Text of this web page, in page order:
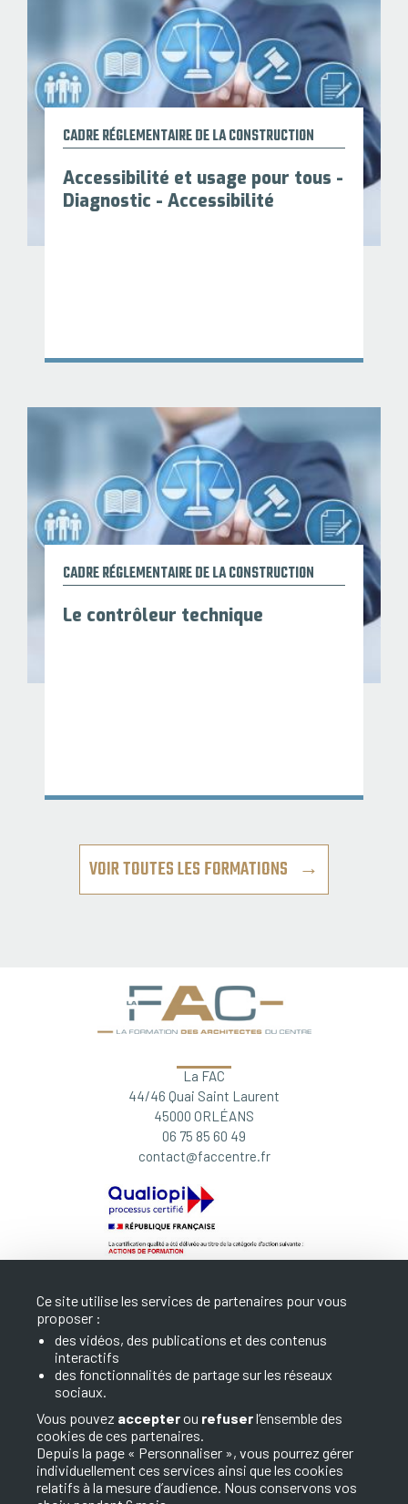
CADRE RÉGLEMENTAIRE DE LA CONSTRUCTION
Accessibilité et usage pour tous -
Diagnostic - Accessibilité
CADRE RÉGLEMENTAIRE DE LA CONSTRUCTION
Le contrôleur technique
VOIR TOUTES LES FORMATIONS →
La FAC
44/46 Quai Saint Laurent
45000 ORLÉANS
06 75 85 60 49
contact@faccentre.fr
LA FAC
NOS FORMATIONS
INFOS ET CONTACT
Ce site utilise les services de partenaires pour vous
proposer :
des vidéos, des publications et des contenus
interactifs
des fonctionnalités de partage sur les réseaux
sociaux.
Vous pouvez accepterou refuserl’ensemble des
cookies de ces partenaires.
Depuis la page « Personnaliser », vous pourrez gérer
individuellement ces services ainsi que les cookies
relatifs à la mesure d’audience. Nous conservons vos